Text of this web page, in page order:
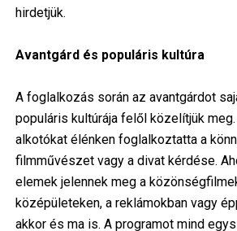
hirdetjük.
Avantgárd és populáris kultúra
A foglalkozás során az avantgárdot
populáris kultúrája felől közelítjük
alkotókat élénken foglalkoztatta a
filmművészet vagy a divat kérdése.
elemek jelennek meg a
középületeken, a reklámokban vagy
akkor és ma is. A programot mind